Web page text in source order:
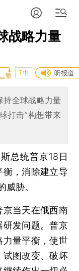
战略力量
听报道
T中
持全球战略力量
打击”构想带来
总统普京18日
，消除建立导
威胁。
当天在俄西南
发问题。普京
量平衡，使世
图改变、破坏